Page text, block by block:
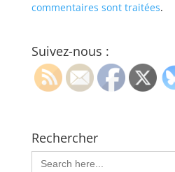
commentaires sont traitées.
Suivez-nous :
Rechercher
Search
for: